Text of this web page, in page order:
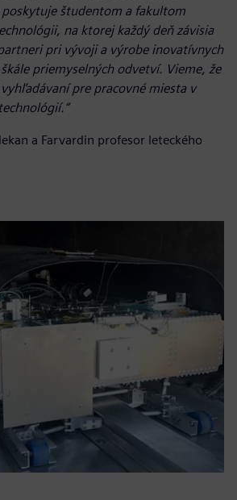
študentom a fakultom
na ktorej každý deň závisia
pri vývoji a výrobe inovatívnych
priemyselných odvetví. Vieme, že
pre pracovné miesta v
“
a Farvardin profesor leteckého